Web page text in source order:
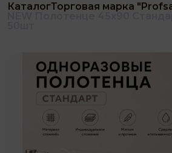
КаталогТорговая марка